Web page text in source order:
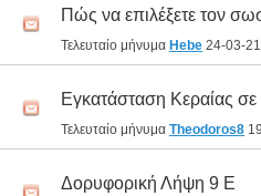
Πώς να επιλέξετε τον
Τελευταίο μήνυμα Hebe 24-03-21
Εγκατάσταση Κεραίας σε
Τελευταίο μήνυμα Theodoros8
Δορυφορική Λήψη 9 Ε